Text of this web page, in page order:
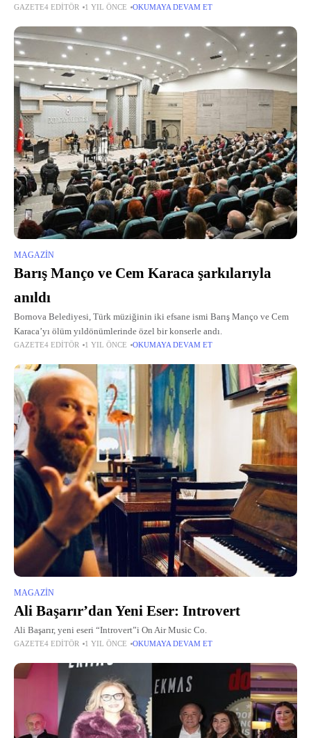
GAZETE4 EDITÖR 1 YIL ÖNCE OKUMAYA DEVAM ET
MAGAZIN
Barış Manço ve Cem Karaca şarkılarıyla
anıldı
Bornova Belediyesi, Türk müziğinin iki efsane ismi Barış Manço ve Cem
Karaca’yı ölüm yıldönümlerinde özel bir konserle andı.
GAZETE4 EDITÖR 1 YIL ÖNCE OKUMAYA DEVAM ET
MAGAZIN
Ali Başarır’dan Yeni Eser: Introvert
Ali Başarır, yeni eseri “Introvert”i On Air Music Co.
GAZETE4 EDITÖR 1 YIL ÖNCE OKUMAYA DEVAM ET